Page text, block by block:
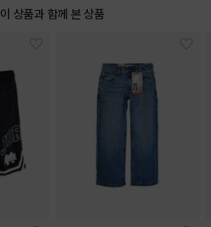
이 상품과 함께 본 상품